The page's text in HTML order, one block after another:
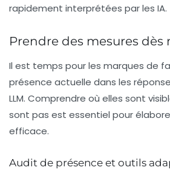
rapidement interprétées par les IA.
Prendre des mesures
Il est temps pour les marques de
présence actuelle dans les
LLM. Comprendre où elles sont
sont pas est essentiel pour
efficace.
Audit de présence et outils